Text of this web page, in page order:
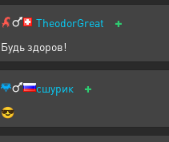
TheodorGreat +
Будь здоров!
сшурик +
😎